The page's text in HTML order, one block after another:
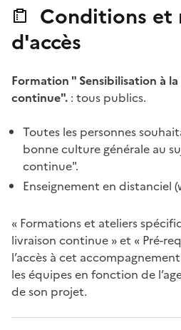
Conditions et
d'accès
Formation " Sensibilisation à
continue". : tous publics.
Toutes les personnes
bonne culture générale au
continue".
Enseignement en distanciel
« Formations et ateliers
livraison continue » et « Pré-
l’accès à cet
les équipes en fonction de
de son projet.